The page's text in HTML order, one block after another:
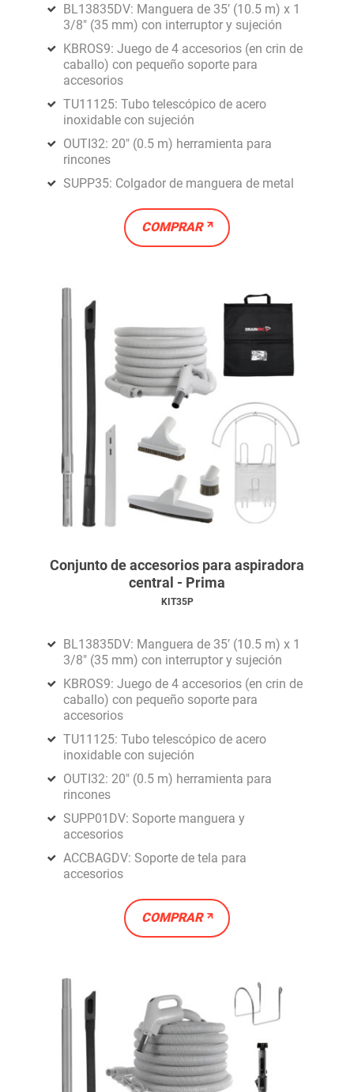
BL13835DV: Manguera de 35′ (10.5 m) x 1
3/8" (35 mm) con interruptor y sujeción
KBROS9: Juego de 4 accesorios (en crin de
caballo) con pequeño soporte para
accesorios
TU11125: Tubo telescópico de acero
inoxidable con sujeción
OUTI32: 20" (0.5 m) herramienta para
rincones
SUPP35: Colgador de manguera de metal
COMPRAR
Conjunto de accesorios para aspiradora
central - Prima
KIT35P
BL13835DV: Manguera de 35′ (10.5 m) x 1
3/8" (35 mm) con interruptor y sujeción
KBROS9: Juego de 4 accesorios (en crin de
caballo) con pequeño soporte para
accesorios
TU11125: Tubo telescópico de acero
inoxidable con sujeción
OUTI32: 20" (0.5 m) herramienta para
rincones
SUPP01DV: Soporte manguera y
accesorios
ACCBAGDV: Soporte de tela para
accesorios
COMPRAR